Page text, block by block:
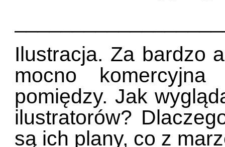
Ilustracja. Za bardzo
mocno
pomiędzy. Jak
ilustratorów?
są ich plany, co z